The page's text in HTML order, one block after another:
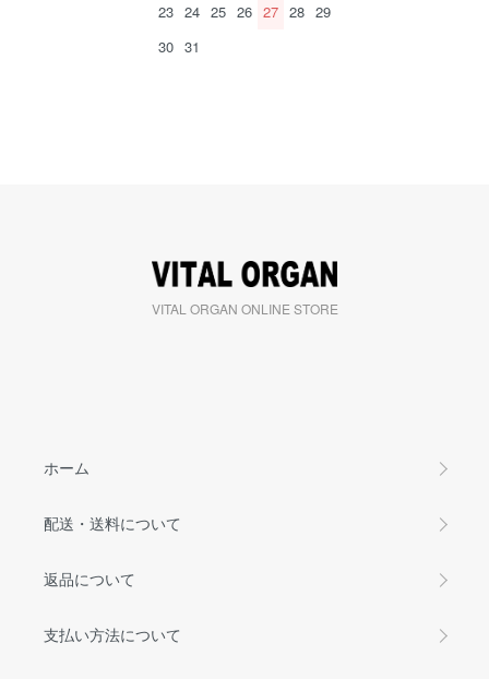
23 24 25 26 27 28 29
30 31
VITAL ORGAN ONLINE STORE
ホーム
配送・送料について
返品について
支払い方法について